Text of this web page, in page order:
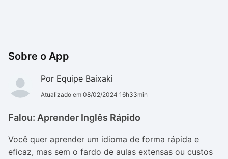
Sobre o App
Por Equipe Baixaki
Atualizado em 08/02/2024 16h33min
Falou: Aprender Inglês Rápido
Você quer aprender um idioma de forma rápida e
eficaz, mas sem o fardo de aulas extensas ou custos